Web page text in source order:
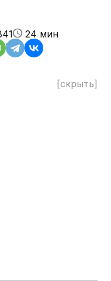
24 мин
[скрыть]